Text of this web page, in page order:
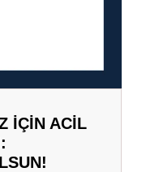
İÇIN ACIL